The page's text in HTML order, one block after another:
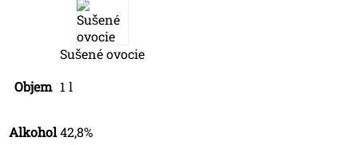
Sušené ovocie
Objem 1 l
Alkohol42,8%